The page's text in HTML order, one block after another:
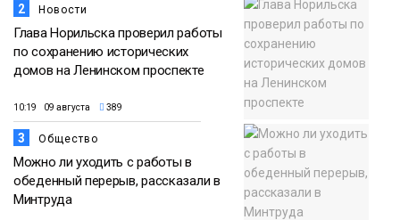
2 Новости
Глава Норильска проверил работы
по сохранению исторических
домов на Ленинском проспекте
10:19 09 августа 389
3 Общество
Можно ли уходить с работы в
обеденный перерыв, рассказали в
Минтруда